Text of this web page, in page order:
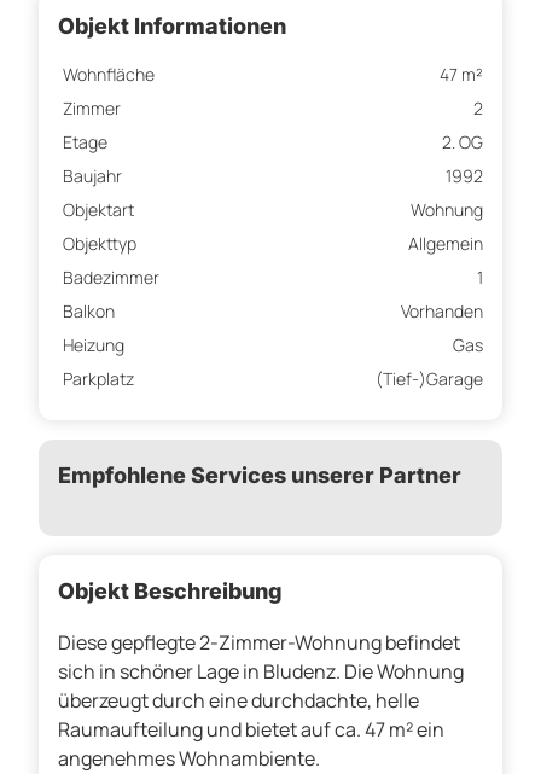
Objekt Informationen
Wohnfläche
47 m²
Zimmer
2
Etage
2. OG
Baujahr
1992
Objektart
Wohnung
Objekttyp
Allgemein
Badezimmer
1
Balkon
Vorhanden
Heizung
Gas
Parkplatz
(Tief-)Garage
Empfohlene Services unserer Partner
Objekt Beschreibung
Diese gepflegte 2-Zimmer-Wohnung befindet
sich in schöner Lage in Bludenz. Die Wohnung
überzeugt durch eine durchdachte, helle
Raumaufteilung und bietet auf ca. 47 m² ein
angenehmes Wohnambiente.